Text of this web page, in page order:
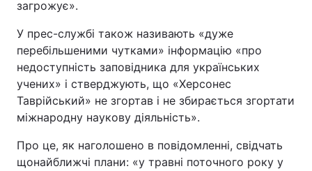
загрожує».
У прес-службі також називають «дуже
перебільшеними чутками» інформацію «про
недоступність заповідника для українських
учених» і стверджують, що «Херсонес
Таврійський» не згортав і не збирається згортати
міжнародну наукову діяльність».
Про це, як наголошено в повідомленні, свідчать
щонайближчі плани: «у травні поточного року у